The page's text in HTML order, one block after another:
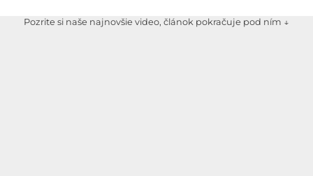
Pozrite si naše najnovšie video, článok pokračuje pod ním ↓